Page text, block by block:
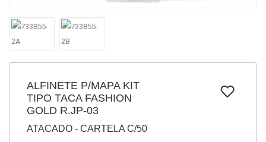
ALFINETE P/MAPA KIT
TIPO TACA FASHION
GOLD R.JP-03
ATACADO - CARTELA C/50